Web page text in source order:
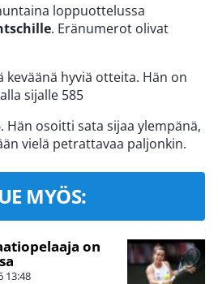
loppuottelussa
. Eränumerot olivat
keväänä hyviä otteita. Hän on
sijalle 585
Hän osoitti sata sijaa ylempänä,
vielä petrattavaa paljonkin.
MYÖS:
on
13:48